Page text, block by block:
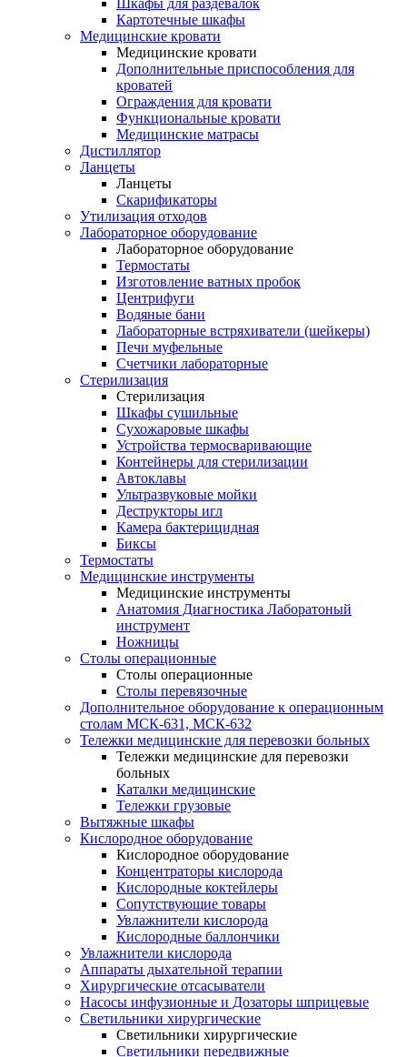
Шкафы для раздевалок
Картотечные шкафы
Медицинские кровати
Медицинские кровати
Дополнительные приспособления для
кроватей
Ограждения для кровати
Функциональные кровати
Медицинские матрасы
Дистиллятор
Ланцеты
Ланцеты
Скарификаторы
Утилизация отходов
Лабораторное оборудование
Лабораторное оборудование
Термостаты
Изготовление ватных пробок
Центрифуги
Водяные бани
Лабораторные встряхиватели (шейкеры)
Печи муфельные
Счетчики лабораторные
Стерилизация
Стерилизация
Шкафы сушильные
Сухожаровые шкафы
Устройства термосваривающие
Контейнеры для стерилизации
Автоклавы
Ультразвуковые мойки
Деструкторы игл
Камера бактерицидная
Биксы
Термостаты
Медицинские инструменты
Медицинские инструменты
Анатомия Диагностика Лаборатоный
инструмент
Ножницы
Столы операционные
Столы операционные
Столы перевязочные
Дополнительное оборудование к операционным
столам МСК-631, МСК-632
Тележки медицинские для перевозки больных
Тележки медицинские для перевозки
больных
Каталки медицинские
Тележки грузовые
Вытяжные шкафы
Кислородное оборудование
Кислородное оборудование
Концентраторы кислорода
Кислородные коктейлеры
Сопутствующие товары
Увлажнители кислорода
Кислородные баллончики
Увлажнители кислорода
Аппараты дыхательной терапии
Хирургические отсасыватели
Насосы инфузионные и Дозаторы шприцевые
Светильники хирургические
Светильники хирургические
Светильники передвижные